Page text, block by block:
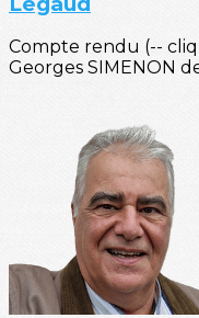
Compte rendu (--
Georges SIMENON